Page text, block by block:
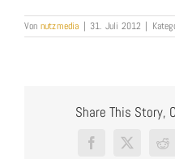
Von nutzmedia | 31. Juli 2012 |
Share This Story,
Facebook
X